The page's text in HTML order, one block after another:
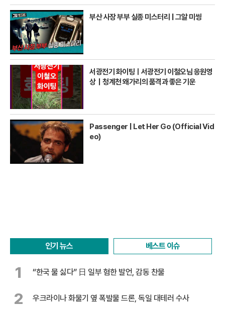
부산 사장 부부 실종 미스터리 | 그알 미씽
서광전기 화이팅ㅣ서광전기 이철오님 응원영
상｜청계천 왜가리의 품격과 좋은 기운
Passenger | Let Her Go (Official Vid
eo)
인기 뉴스 베스트 이슈
1 “한국 물 싫다” 日 일부 혐한 발언, 감동 찬물
2 우크라이나 화물기 옆 폭발물 드론, 독일 대테러 수사